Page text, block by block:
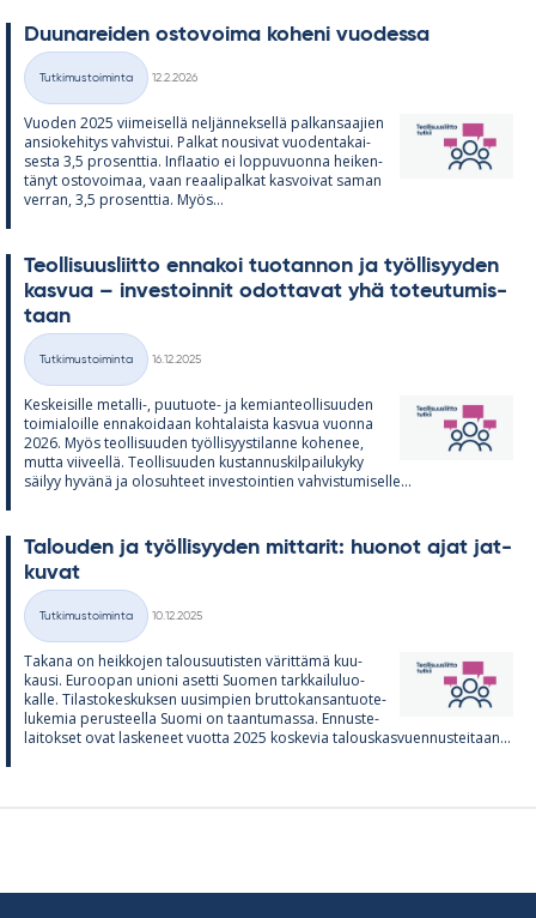
Duu­na­rei­den os­to­voima ko­heni vuo­dessa
Kategoriat
Tutkimustoiminta
12.2.2026
Vuo­den 2025 vii­mei­sellä nel­jän­nek­sellä pal­kan­saa­jien
an­sio­ke­hi­tys vah­vis­tui. Pal­kat nousi­vat vuo­den­ta­kai­
sesta 3,5 pro­sent­tia. In­flaa­tio ei lop­pu­vuonna hei­ken­
tä­nyt os­to­voi­maa, vaan re­aa­li­pal­kat kas­voi­vat sa­man
ver­ran, 3,5 pro­sent­tia. Myös...
Teol­li­suus­liitto en­na­koi tuo­tan­non ja työl­li­syy­den
kas­vua – in­ves­toin­nit odot­ta­vat yhä to­teu­tu­mis­
taan
Kategoriat
Tutkimustoiminta
16.12.2025
Kes­kei­sille me­talli-, puu­tuote- ja ke­mian­teol­li­suu­den
toi­mia­loille en­na­koi­daan koh­ta­laista kas­vua vuonna
2026. Myös teol­li­suu­den työl­li­syys­ti­lanne ko­he­nee,
mutta vii­veellä. Teol­li­suu­den kus­tan­nus­kil­pai­lu­kyky
säi­lyy hy­vänä ja olo­suh­teet in­ves­toin­tien vah­vis­tu­mi­selle...
Ta­lou­den ja työl­li­syy­den mit­ta­rit: huo­not ajat jat­
ku­vat
Kategoriat
Tutkimustoiminta
10.12.2025
Ta­kana on heik­ko­jen ta­lous­uu­tis­ten vä­rit­tämä kuu­
kausi. Eu­roo­pan unioni asetti Suo­men tark­kai­lu­luo­
kalle. Ti­las­to­kes­kuk­sen uusim­pien brut­to­kan­san­tuo­te­
lu­ke­mia pe­rus­teella Suomi on taan­tu­massa. En­nus­te­
lai­tok­set ovat las­ke­neet vuotta 2025 kos­ke­via ta­lous­kas­vuen­nus­tei­taan...